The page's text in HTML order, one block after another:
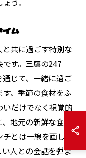
イム
共に過ごす特別な
す。三鷹の247
じて、一緒に過ご
。季節の食材をふ
だけでなく視覚的
地元の新鮮な食材
とは一線を画し、
人との会話を弾ま